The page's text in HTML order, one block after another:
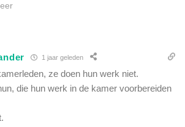
1 jaar geleden
ze doen hun werk niet.
die hun werk in de kamer voorbereiden